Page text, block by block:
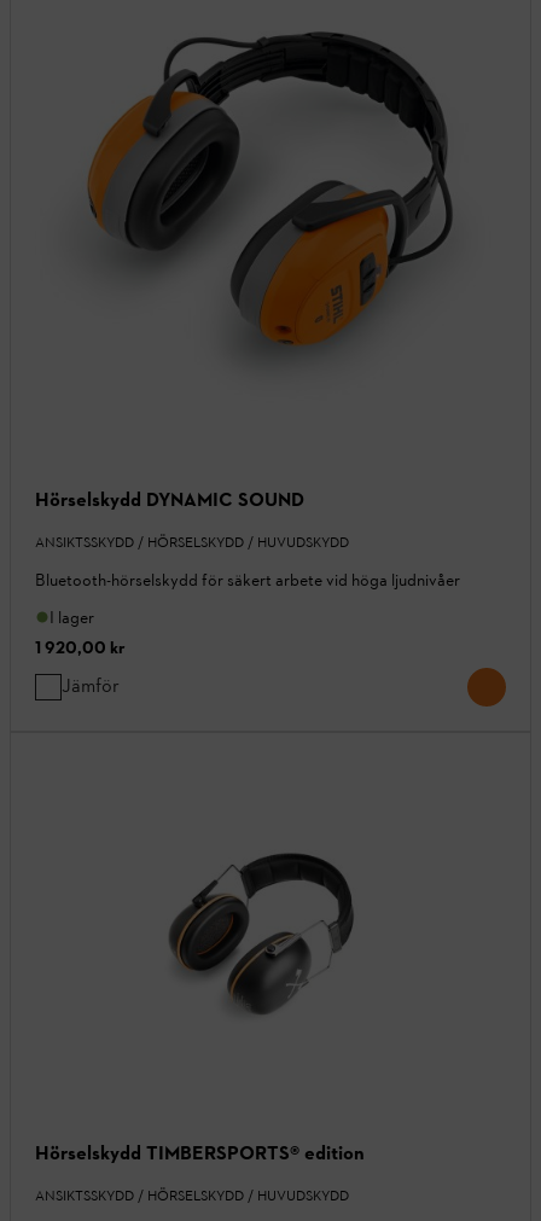
Hörselskydd DYNAMIC SOUND
ANSIKTSSKYDD / HÖRSELSKYDD / HUVUDSKYDD
Bluetooth-hörselskydd för säkert arbete vid höga ljudnivåer
I lager
1 920,00 kr
Jämför
Hörselskydd TIMBERSPORTS® edition
ANSIKTSSKYDD / HÖRSELSKYDD / HUVUDSKYDD